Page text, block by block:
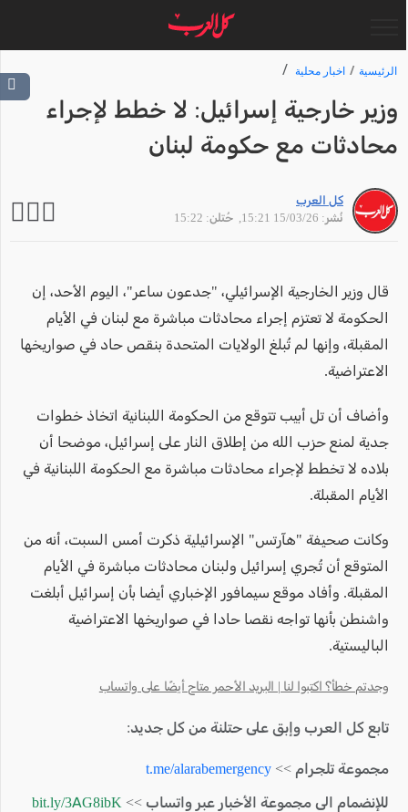
الرئيسية اخبار محلية
وزير خارجية إسرائيل: لا خطط لإجراء
محادثات مع حكومة لبنان
كل العرب
نُشر: 15/03/26 15:21
, حُتلن: 15:22
قال وزير الخارجية الإسرائيلي، ​"جدعون ساعر"، اليوم الأحد، إن
الحكومة لا تعتزم إجراء محادثات مباشرة ​مع لبنان ​في الأيام
المقبلة، وإنها لم ⁠تُبلغ الولايات ​المتحدة بنقص حاد في ​صواريخها
الاعتراضية.
وأضاف أن تل أبيب تتوقع من الحكومة اللبنانية اتخاذ خطوات
جدية لمنع حزب الله من إطلاق النار على إسرائيل، موضحا أن
بلاده لا تخطط لإجراء محادثات مباشرة مع الحكومة اللبنانية في
الأيام المقبلة.
وكانت صحيفة "هآرتس" الإسرائيلية ذكرت أمس السبت، أنه ​من
المتوقع أن ​تُجري إسرائيل ولبنان محادثات مباشرة ‌في ⁠الأيام
المقبلة. وأفاد موقع سيمافور الإخباري أيضا بأن إسرائيل ​أبلغت ​
واشنطن ⁠بأنها تواجه نقصا حادا في ​صواريخها الاعتراضية
الباليستية.
وجدتم خطأ؟ اكتبوا لنا | البريد الأحمر متاح أيضًا على واتساب
تابع كل العرب وإبق على حتلنة من كل جديد:
مجموعة تلجرام >> t.me/alarabemergency
للإنضمام الى مجموعة الأخبار عبر واتساب >> bit.ly/3AG8ibK